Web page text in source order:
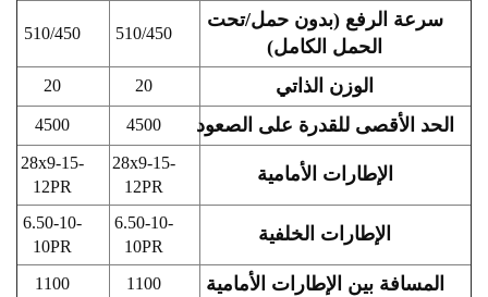
سرعة الرفع (بدون حمل/تحت
الحمل الكامل)
510/450
510/450
الوزن الذاتي 20
20
الحد الأقصى للقدرة على الصعود 4500
4500
الإطارات الأمامية
28x9-15-
12PR
28x9-15-
12PR
الإطارات الخلفية
6.50-10-
10PR
6.50-10-
10PR
المسافة بين الإطارات الأمامية 1100
1100